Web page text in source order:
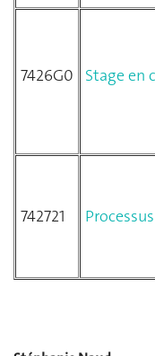
7426G0 Stage en
742721